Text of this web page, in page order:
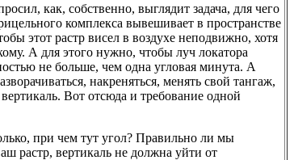
как, собственно, выглядит задача, для чего
комплекса вывешивает в пространстве
этот растр висел в воздухе неподвижно, хотя
А для этого нужно, чтобы луч локатора
не больше, чем одна угловая минута. А
накреняться, менять свой тангаж,
Вот отсюда и требование одной
при чем тут угол? Правильно ли мы
растр, вертикаль не должна уйти от